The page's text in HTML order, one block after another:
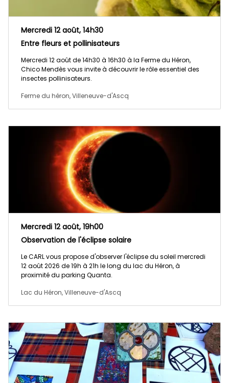
Mercredi 12 août, 14h30
Entre fleurs et pollinisateurs
Mercredi 12 août de 14h30 à 16h30 à la Ferme du Héron,
Chico Mendès vous invite à découvrir le rôle essentiel des
insectes pollinisateurs.
Ferme du héron, Villeneuve-d'Ascq
Mercredi 12 août, 19h00
Observation de l'éclipse solaire
Le CARL vous propose d'observer l'éclipse du soleil mercredi
12 août 2026 de 19h à 21h le long du lac du Héron, à
proximité du parking Quanta.
Lac du Héron, Villeneuve-d'Ascq